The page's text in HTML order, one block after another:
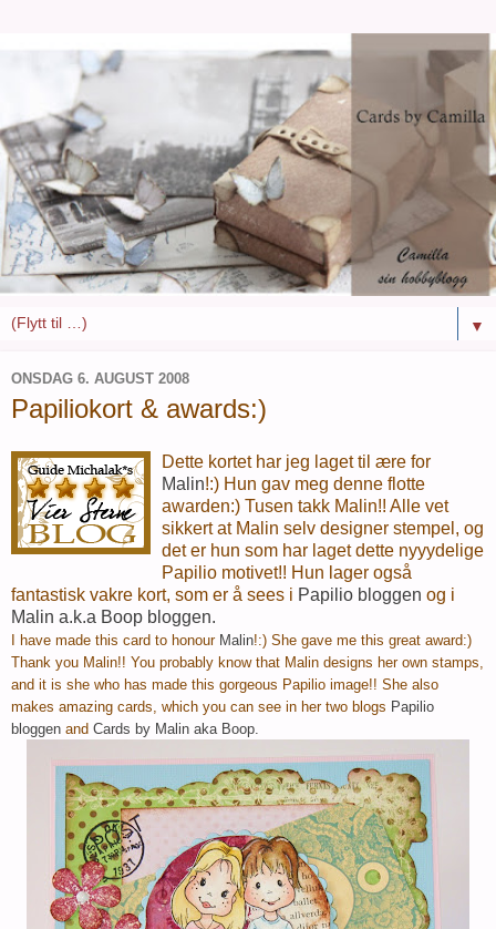
▼
ONSDAG 6. AUGUST 2008
Papiliokort & awards:)
Dette kortet har jeg laget til ære for
Malin!:) Hun gav meg denne flotte
awarden:) Tusen takk Malin!! Alle vet
sikkert at Malin selv designer stempel, og
det er hun som har laget dette nyyydelige
Papilio motivet!! Hun lager også
fantastisk vakre kort, som er å sees i Papilio bloggen og i
Malin a.k.a Boop bloggen.
I have made this card to honour Malin!:) She gave me this great award:)
Thank you Malin!! You probably know that Malin designs her own stamps,
and it is she who has made this gorgeous Papilio image!! She also
makes amazing cards, which you can see in her two blogs Papilio
bloggen and Cards by Malin aka Boop.